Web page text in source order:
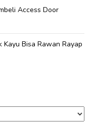
Access Door
Kayu Bisa Rawan Rayap